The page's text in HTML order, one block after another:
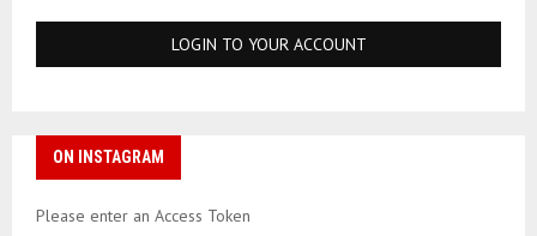
ON INSTAGRAM
Please enter an Access Token